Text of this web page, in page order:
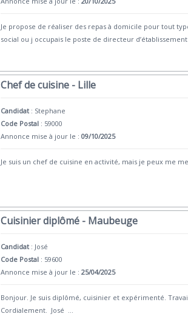
Je propose de réaliser des repas à domicile pour tout
social ou j occupais le poste de directeur
Chef de cuisine - Lille
Candidat : Stephane
Code Postal : 59000
Annonce mise à jour le :09/10/2025
Je suis un chef de cuisine en activité, mais je peux me
Cuisinier diplômé - Maubeuge
Candidat : José
Code Postal : 59600
Annonce mise à jour le :25/04/2025
Bonjour. Je suis diplômé, cuisinier et expérimenté.
Cordialement. José ...